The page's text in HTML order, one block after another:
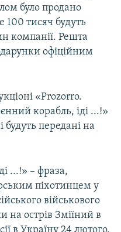
було продано
100 тисяч будуть
компанії. Решта
офіційним
«Prozorro.
корабль, іді ...!»
передані на
...!» – фраза,
піхотинцем у
військового
на острів Зміїний в